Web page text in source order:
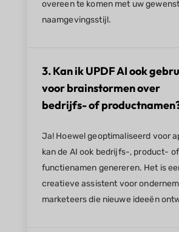
overeen te komen met uw
naamgevingsstijl.
3. Kan ik UPDF AI ook
voor brainstormen over
bedrijfs- of
Ja! Hoewel geoptimaliseerd voor
kan de AI ook bedrijfs-, product- of
functienamen genereren. Het is
creatieve assistent voor
marketeers die nieuwe ideeën